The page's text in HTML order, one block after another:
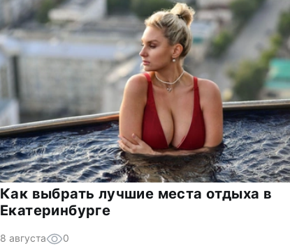
Как выбрать лучшие места отдыха в
Екатеринбурге
8 августа 0